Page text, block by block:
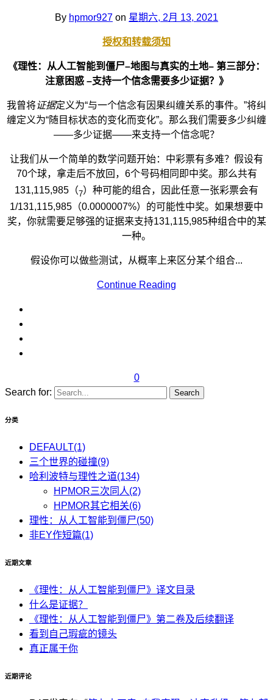
By hpmor927 on 星期六, 2月 13, 2021
授权和转载须知
《理性：从人工智能到僵尸–地图与真实的土地– 第三部分：
注意困惑 –支持一个信念需要多少证据？》
我曾将证据定义为“与一个信念有因果纠缠关系的事件。”将纠
缠定义为“随目标状态的变化而变化”。那么我们需要多少纠缠
——多少证据——来支持一个信念呢？
让我们从一个简单的数学问题开始：中彩票有多难？假设有
70个球，拿走后不放回，6个号码相同即中奖。那么共有
131,115,985（7）种可能的组合，因此任意一张彩票会有
1/131,115,985（0.0000007%）的可能性中奖。如果想要中
奖，你就需要足够强的证据来支持131,115,985种组合中的某
一种。
假设你可以做些测试，从概率上来区分某个组合...
Continue Reading
0
Search for:
分类
DEFAULT(1)
三个世界的碰撞(9)
哈利波特与理性之道(134)
HPMOR三次同人(2)
HPMOR其它相关(6)
理性：从人工智能到僵尸(50)
非EY作短篇(1)
近期文章
《理性：从人工智能到僵尸》译文目录
什么是证据？
《理性：从人工智能到僵尸》第二卷及后续翻译
看到自己瑕疵的镜头
真正属于你
近期评论